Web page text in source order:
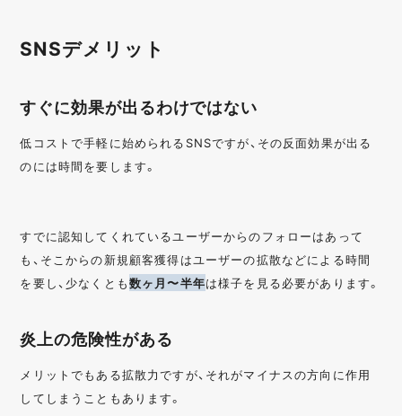
SNSデメリット
すぐに効果が出るわけではない
低コストで手軽に始められるSNSですが、その反面効果が出る
のには時間を要します。
すでに認知してくれているユーザーからのフォローはあって
も、そこからの新規顧客獲得はユーザーの拡散などによる時間
を要し、少なくとも数ヶ月〜半年は様子を見る必要があります。
炎上の危険性がある
メリットでもある拡散力ですが、それがマイナスの方向に作用
してしまうこともあります。